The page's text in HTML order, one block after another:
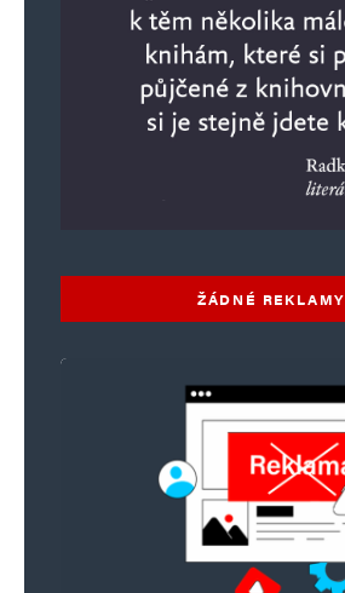
ŽÁDNÉ REKLAMY